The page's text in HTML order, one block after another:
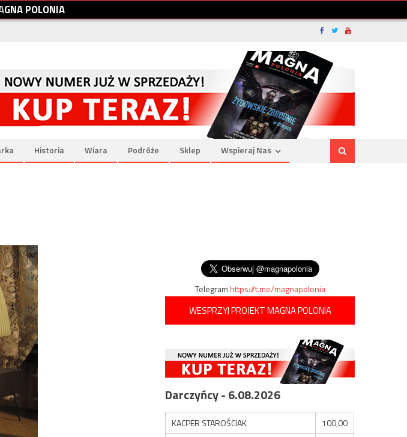
GNAPOLONIA
Historia Wiara Podróże Sklep Wspieraj Nas
Telegramhttps://t.me/magnapolonia
WESPRZYJ PROJEKT MAGNA POLONIA
Darczyńcy - 6.08.2026
KACPER STAROŚCIAK
100,00